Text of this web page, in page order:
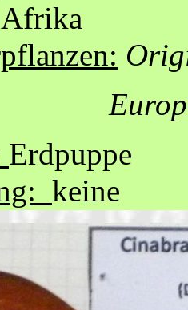
Afrika
Erdpuppe
keine